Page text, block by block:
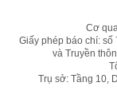
Cơ
Giấy phép báo chí: số
và Truyền
Trụ sở: Tầng 10,